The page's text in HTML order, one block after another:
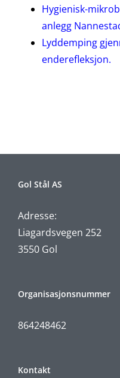
Hygienisk-
anlegg
Lyddemping
enderefleksjon.
Gol Stål AS
Adresse:
Liagardsvegen 252
3550 Gol
Organisasjonsnummer
864248462
Kontakt